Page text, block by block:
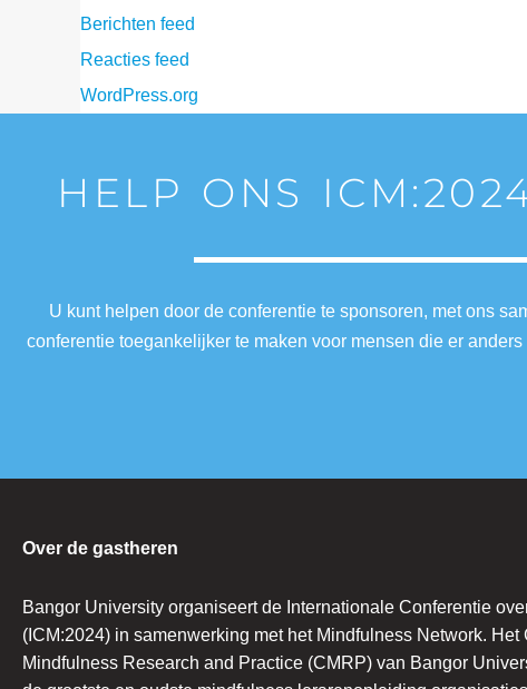
Berichten feed
Reacties feed
WordPress.org
HELP ONS
U kunt helpen door de conferentie te sponsoren, met ons
conferentie toegankelijker te maken voor mensen die er
Over de gastheren
Bangor University organiseert de Internationale Conferentie
(ICM:2024) in samenwerking met het Mindfulness Network. Het
Mindfulness Research and Practice (CMRP) van Bangor